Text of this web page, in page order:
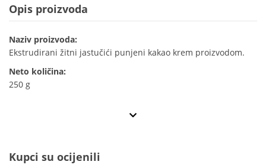
Opis proizvoda
Naziv proizvoda:
Ekstrudirani žitni jastučići punjeni kakao krem proizvodom.
Neto količina:
250 g
Kupci su ocijenili